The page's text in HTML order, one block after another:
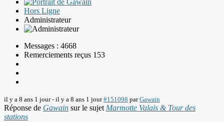
Hors Ligne
Administrateur
Messages : 4668
Remerciements reçus 153
il y a 8 ans 1 jour- il y a 8 ans 1 jour #151098 parGawain
Réponse de Gawain sur le sujet Marmotte Valais & Tour des
stations